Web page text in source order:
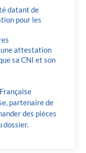
datant de
pour les
attestation
sa CNI et son
partenaire de
des pièces
dossier.